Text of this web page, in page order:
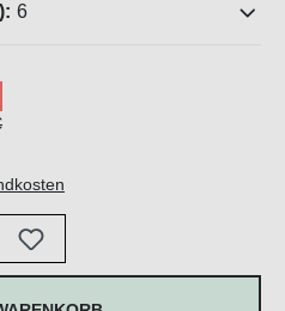
6
Wert ein oder